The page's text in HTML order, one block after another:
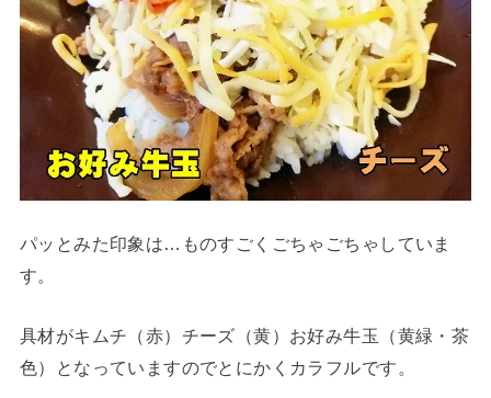
パッとみた印象は…ものすごくごちゃごちゃしていま
す。
具材がキムチ（赤）チーズ（黄）お好み牛玉（黄緑・茶
色）となっていますのでとにかくカラフルです。